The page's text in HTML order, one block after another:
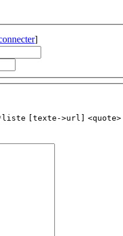
]
[texte->url] <quote>